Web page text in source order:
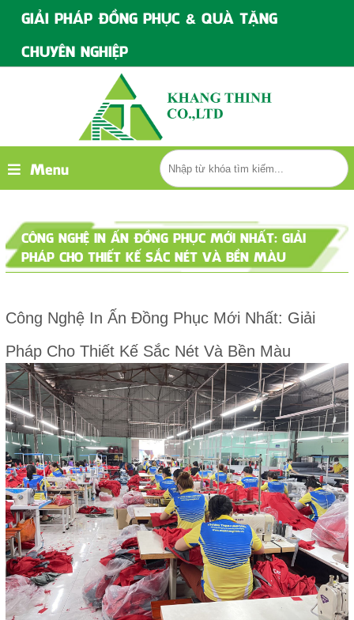
GIẢI PHÁP ĐỒNG PHỤC & QUÀ TẶNG
CHUYÊN NGHIỆP
Menu
CÔNG NGHỆ IN ẤN ĐỒNG PHỤC MỚI NHẤT: GIẢI
PHÁP CHO THIẾT KẾ SẮC NÉT VÀ BỀN MÀU
Công Nghệ In Ấn Đồng Phục Mới Nhất: Giải
Pháp Cho Thiết Kế Sắc Nét Và Bền Màu